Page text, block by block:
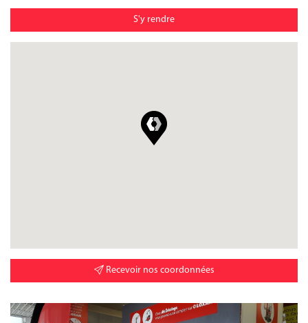
S'y rendre
Recevoir nos coordonnées